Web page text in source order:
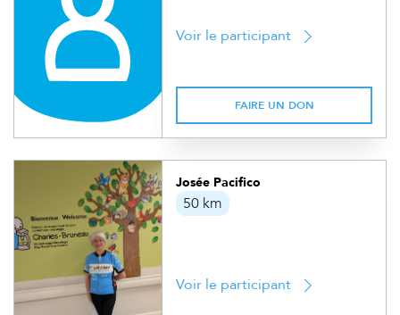
Voir le participant
FAIRE UN DON
Josée Pacifico
50 km
Voir le participant